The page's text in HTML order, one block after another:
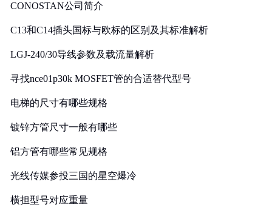
CONOSTAN公司简介
C13和C14插头国标与欧标的区别及其标准解析
LGJ-240/30导线参数及载流量解析
寻找nce01p30k MOSFET管的合适替代型号
电梯的尺寸有哪些规格
镀锌方管尺寸一般有哪些
铝方管有哪些常见规格
光线传媒参投三国的星空爆冷
横担型号对应重量